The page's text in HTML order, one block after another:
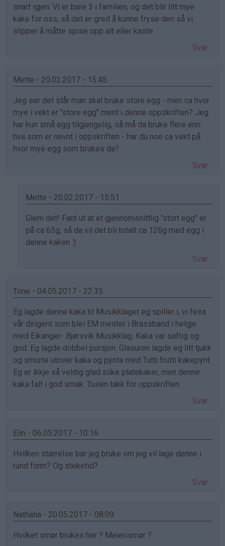
snart igjen. Vi er bare 3 i familien, og det blir litt mye
kake for oss, så det er greit å kunne fryse den så vi
slipper å måtte spise opp alt eller kaste.
Svar
Mette - 20.02.2017 - 15:45
Jeg ser det står man skal bruke store egg - men ca hvor
mye i vekt er "store egg" ment i denne oppskriften? Jeg
har kun små egg tilgjengelig, så må da bruke flere enn
hva som er nevnt i oppskriften - har du noe ca vekt på
hvor mye egg som brukes da?
Svar
Mette - 20.02.2017 - 15:51
Som
svar
på
bekreftet)
Glem det! Fant ut at et gjennomsnittlig "stort egg" er
på ca 63g, så da vil det bli totalt ca 126g med egg i
denne kaken :)
Svar
Tone - 04.05.2017 - 22:35
Eg lagde denne kaka til Musikklaget eg spiller i, vi feira
vår dirigent som blei EM mester i Brassband i helgje
med Eikanger- Bjørsvik Musikklag. Kaka var saftig og
god. Eg lagde dobbel porsjon. Glasuren lagde eg litt tjukk
og smurte utover kaka og pynta med Tutti frutti kakepynt.
Eg er ikkje så veldig glad slike platekaker, men denne
kaka falt i god smak. Tusen takk for oppskriften.
Svar
Elin - 06.05.2017 - 10:16
Hvilken størrelse bør jeg bruke om jeg vil lage denne i
rund form? Og steketid?
Svar
Nathalia - 20.05.2017 - 08:09
Hvilket smør brukes her ? Meierismør ?